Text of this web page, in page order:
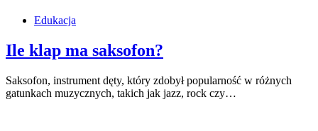
Edukacja
Ile klap ma saksofon?
Saksofon, instrument dęty, który zdobył popularność w różnych
gatunkach muzycznych, takich jak jazz, rock czy…